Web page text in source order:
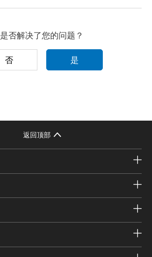
是否解决了您的问题？
否 是
返回顶部